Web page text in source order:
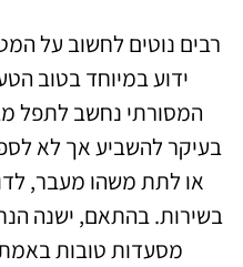
רבים נוטים לחשוב על
ידוע במיוחד בטוב
המסורתי נחשב לתפל
בעיקר להשביע אך לא
או לתת משהו מעבר,
בשירות. בהתאם, ישנה
מסעדות טובות